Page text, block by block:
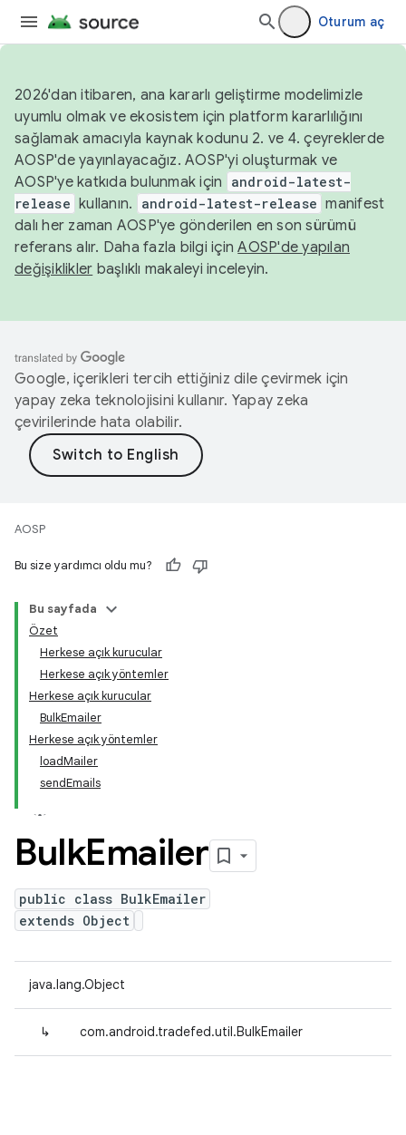
Oturum aç
2026'dan itibaren, ana kararlı geliştirme modelimizle
uyumlu olmak ve ekosistem için platform kararlılığını
sağlamak amacıyla kaynak kodunu 2. ve 4. çeyreklerde
AOSP'de yayınlayacağız. AOSP'yi oluşturmak ve
AOSP'ye katkıda bulunmak için
android-latest-
release kullanın. android-latest-release manifest
dalı her zaman AOSP'ye gönderilen en son sürümü
referans alır. Daha fazla bilgi içinAOSP'de yapılan
değişiklikler başlıklı makaleyi inceleyin.
Google, içerikleri tercih ettiğiniz dile çevirmek için
yapay zeka teknolojisini kullanır. Yapay zeka
çevirilerinde hata olabilir.
AOSP
Bu size yardımcı oldu mu?
Bu sayfada
Özet
Herkese açık kurucular
Herkese açık yöntemler
Herkese açık kurucular
BulkEmailer
Herkese açık yöntemler
loadMailer
sendEmails
BulkEmailer
public class BulkEmailer
extends Object
java.lang.Object
↳ com.android.tradefed.util.BulkEmailer